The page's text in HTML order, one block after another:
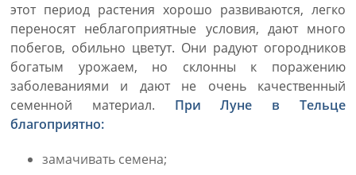
этот период растения хорошо развиваются, легко
переносят неблагоприятные условия, дают много
побегов, обильно цветут. Они радуют огородников
богатым урожаем, но склонны к поражению
заболеваниями и дают не очень качественный
семенной материал. При Луне в Тельце
благоприятно:
замачивать семена;